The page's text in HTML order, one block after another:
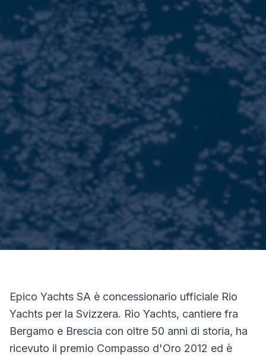
Epico Yachts SA è concessionario ufficiale Rio
Yachts per la Svizzera. Rio Yachts, cantiere fra
Bergamo e Brescia con oltre 50 anni di storia, ha
ricevuto il premio Compasso d'Oro 2012 ed è